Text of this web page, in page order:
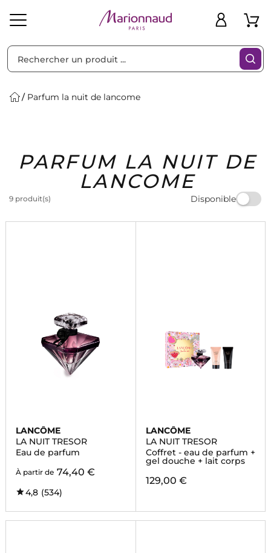
Solaire Homme Marques Idées
Cadeaux
Bons
Plans
Parfum la nuit de lancome
PARFUM LA NUIT DE
LANCOME
9 produit(s) Disponible
Filtres
LANCÔME
LA NUIT TRESOR
Eau de parfum
À partir de 74,40 €
4,8 (534)
LANCÔME
LA NUIT TRESOR
Coffret - eau de parfum +
gel douche + lait corps
129,00 €